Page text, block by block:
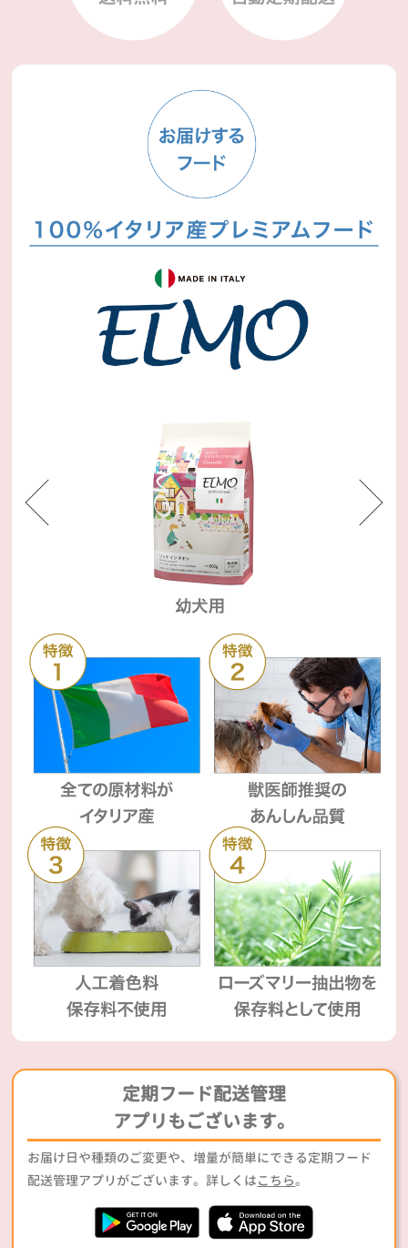
定期フード配送管理
アプリもございます。
お届け日や種類のご変更や、増量が簡単にできる定期フード
配送管理アプリがございます。詳しくはこちら。